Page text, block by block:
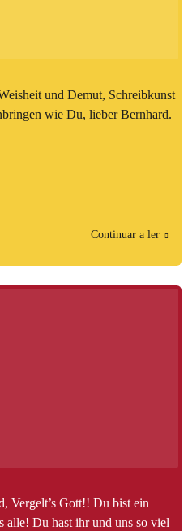
und Demut, Schreibkunst
wie Du, lieber Bernhard.
Continuar a ler
Vergelt’s Gott!! Du bist ein
alle! Du hast ihr und uns so viel